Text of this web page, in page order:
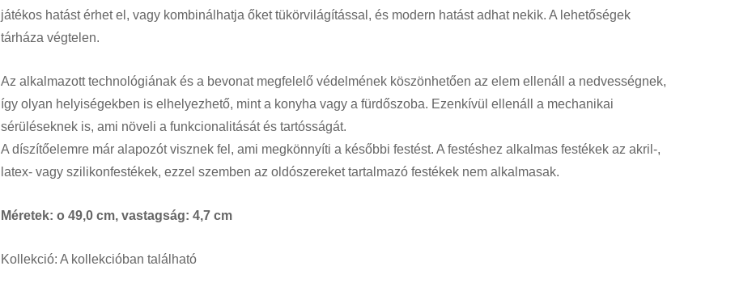
játékos hatást érhet el, vagy kombinálhatja őket tükörvilágítással, és modern hatást adhat nekik. A lehetőségek
tárháza végtelen.
Az alkalmazott technológiának és a bevonat megfelelő védelmének köszönhetően az elem ellenáll a nedvességnek,
így olyan helyiségekben is elhelyezhető, mint a konyha vagy a fürdőszoba. Ezenkívül ellenáll a mechanikai
sérüléseknek is, ami növeli a funkcionalitását és tartósságát.
A díszítőelemre már alapozót visznek fel, ami megkönnyíti a későbbi festést. A festéshez alkalmas festékek az akril-,
latex- vagy szilikonfestékek, ezzel szemben az oldószereket tartalmazó festékek nem alkalmasak.
Méretek: o 49,0 cm, vastagság: 4,7 cm
Kollekció: A kollekcióban található